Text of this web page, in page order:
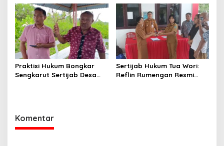
Pembangunan Desa
Jalur CPNS
Praktisi Hukum Bongkar
Sengkarut Sertijab Desa
Sertijab Hukum Tua Wori:
Reflin Rumengan Resmi
Komentar